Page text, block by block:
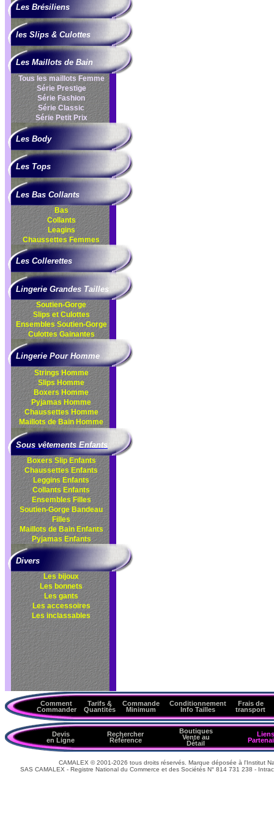
Les Brésiliens
les Slips & Culottes
Les Maillots de Bain
Tous les maillots Femme
Série Prestige
Série Fashion
Série Classic
Série Petit Prix
Les Body
Les Tops
Les Bas Collants
Bas
Collants
Leagins
Chaussettes Femmes
Les Collerettes
Lingerie Grandes Tailles
Soutien-Gorge
Slips et Culottes
EnsemblesSoutien-Gorge
CulottesGainantes
Lingerie Pour Homme
Strings Homme
Slips Homme
Boxers Homme
Pyjamas Homme
Chaussettes Homme
Maillots de Bain Homme
Sous vêtements Enfants
Boxers Slip Enfants
Chaussettes Enfants
Leggins Enfants
Collants Enfants
Ensembles Filles
Soutien-Gorge Bandeau
Filles
Maillots de Bain Enfants
Pyjamas Enfants
Divers
Les bijoux
Les bonnets
Les gants
Les accessoires
Les inclassables
Comment
Commander
Tarifs &
Quantités
Commande
Minimum
Conditionnement
Info Tailles
Frais de
transport
Devis
en Ligne
Rechercher
Référence
Boutiques
Vente au
Détail
Liens
CAMALEX © 2001-2026 tous droits réservés. Marque déposée à l'Institut
SAS CAMALEX - Registre National du Commerce et des Sociétés N° 814 731 238 -